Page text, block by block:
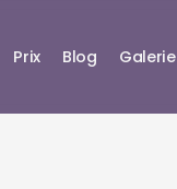
Prix Blog Galerie